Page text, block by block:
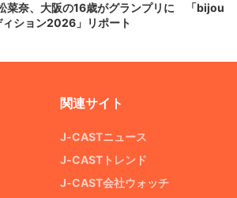
菜奈、大阪の16歳がグランプリに 「bijou
ション2026」リポート
関連サイト
J-CASTニュース
J-CASTトレンド
J-CAST会社ウォッチ